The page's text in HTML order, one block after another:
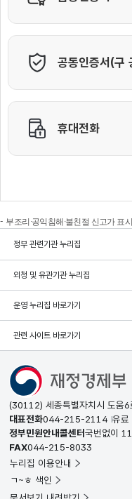
부조리·공익침해·불친절 신고가 표
정부 관련기관 누리집
외청 및 유관기관 누리집
운영 누리집 바로가기
관련 사이트 바로가기
(30112) 세종특별자치시 도움
대표전화044-215-2114 유료
정부민원안내콜센터국번없이
FAX044-215-8033
누리집 이용안내
ㄱ~ㅎ 색인